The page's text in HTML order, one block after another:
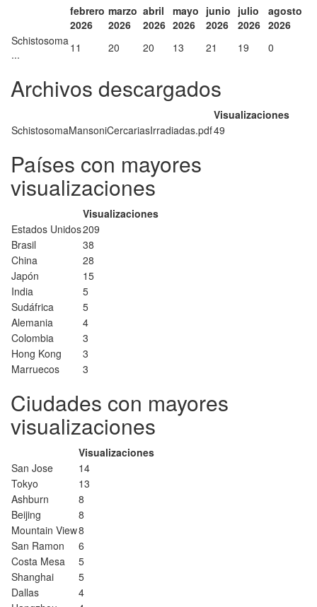
febrero
2026
marzo
2026
abril
2026
mayo
2026
junio
2026
julio
2026
agosto
2026
Schistosoma
...
11 20 20 13 21 19 0
Archivos descargados
Visualizaciones
SchistosomaMansoniCercariasIrradiadas.pdf49
Países con mayores
visualizaciones
Visualizaciones
Estados Unidos209
Brasil
38
China
28
Japón
15
India
5
Sudáfrica
5
Alemania
4
Colombia
3
Hong Kong
3
Marruecos
3
Ciudades con mayores
visualizaciones
Visualizaciones
San Jose
14
Tokyo
13
Ashburn
8
Beijing
8
Mountain View8
San Ramon
6
Costa Mesa
5
Shanghai
5
Dallas
4